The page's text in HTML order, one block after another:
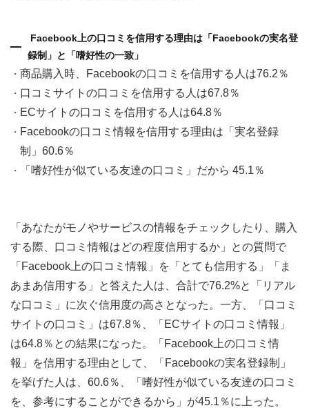
Facebook上の口コミを信用する理由は「Facebookの実名登
録制」と「嗜好性の一致」
商品購入時、Facebookの口コミを信用する人は76.2％
口コミサイトの口コミを信用する人は67.8％
ECサイトの口コミを信用する人は64.8％
Facebookの口コミ情報を信用する理由は「実名登録
制」60.6％
「嗜好性が似ている友達の口コミ」だから 45.1％
「あなたがモノやサービスの情報をチェックしたり、購入
する際、口コミ情報はどの程度信用するか」との質問で
「Facebook上の口コミ情報」を「とても信用する」「ま
あまあ信用する」と答えた人は、合計で76.2%と「リアル
な口コミ」に次ぐ信用度の高さとなった。一方、「口コミ
サイトの口コミ」は67.8％、「ECサイトの口コミ情報」
は64.8％との結果になった。「Facebook上の口コミ情
報」を信用する理由として、「Facebookの実名登録制」
を挙げた人は、60.6％、「嗜好性が似ている友達の口コミ
を、参考にすることができるから」が45.1％に上った。